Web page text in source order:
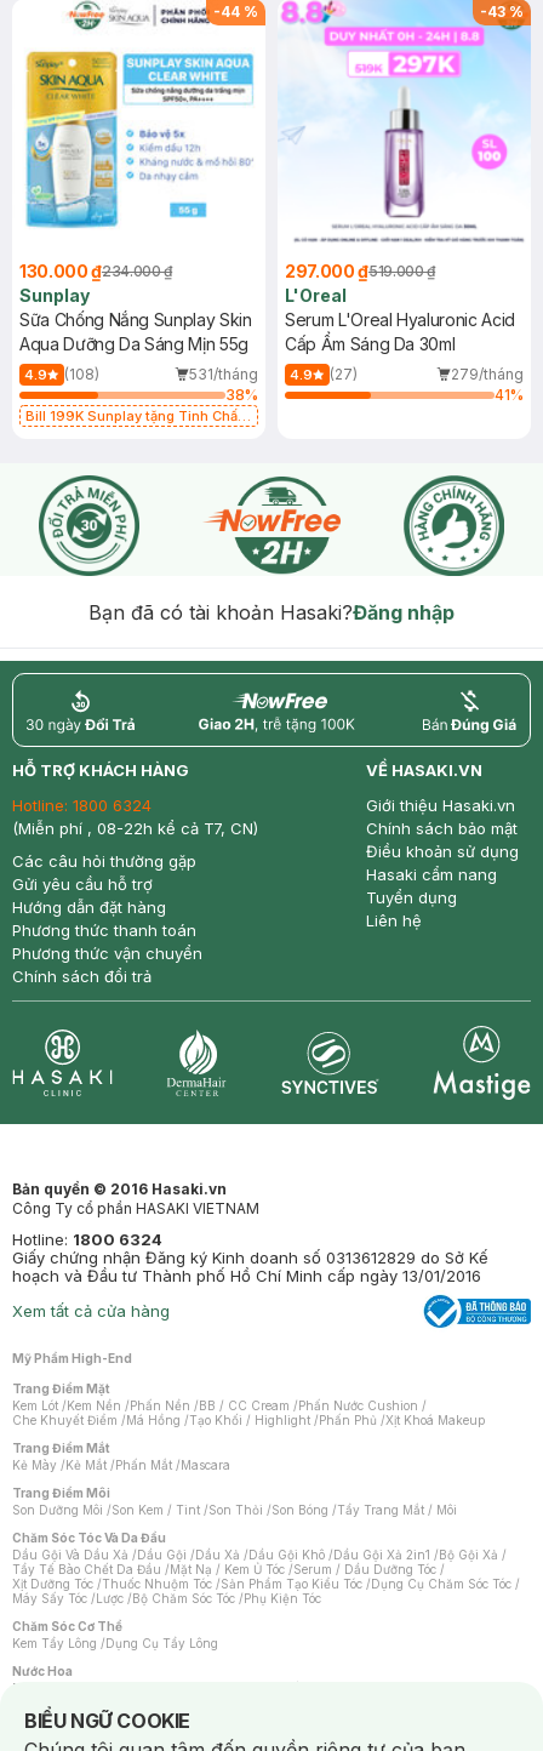
-44 %
130.000 ₫234.000 ₫
Sunplay
Sữa Chống Nắng Sunplay Skin
Aqua Dưỡng Da Sáng Mịn 55g
4.9 (108)
531/tháng
38%
Bill 199K Sunplay tặng Tinh Chất
-43%
297.000 ₫519.000 ₫
L'Oreal
Serum L'Oreal Hyaluronic Acid
Cấp Ẩm Sáng Da 30ml
4.9 (27)
279/tháng
41%
Bạn đã có tài khoản Hasaki?Đăng nhập
return nowfree price
HỖ TRỢ KHÁCH HÀNG
Hotline: 1800 6324
(Miễn phí , 08-22h kể cả T7, CN)
Các câu hỏi thường gặp
Gửi yêu cầu hỗ trợ
Hướng dẫn đặt hàng
Phương thức thanh toán
Phương thức vận chuyển
Chính sách đổi trả
VỀ HASAKI.VN
Giới thiệu Hasaki.vn
Chính sách bảo mật
Điều khoản sử dụng
Hasaki cẩm nang
Tuyển dụng
Liên hệ
Bản quyền © 2016 Hasaki.vn
Công Ty cổ phần HASAKI VIETNAM
Hotline: 1800 6324
Giấy chứng nhận Đăng ký Kinh doanh số 0313612829 do Sở Kế
hoạch và Đầu tư Thành phố Hồ Chí Minh cấp ngày 13/01/2016
Xem tất cả cửa hàng
Mỹ Phẩm High-End
Trang Điểm Mặt
Kem Lót /Kem Nền /Phấn Nền /BB / CC Cream /Phấn Nước Cushion /
Che Khuyết Điểm /Má Hồng /Tạo Khối / Highlight /Phấn Phủ /Xịt Khoá Makeup
Trang Điểm Mắt
Kẻ Mày /Kẻ Mắt /Phấn Mắt /Mascara
Trang Điểm Môi
Son Dưỡng Môi /Son Kem / Tint /Son Thỏi /Son Bóng /Tẩy Trang Mắt / Môi
Chăm Sóc Tóc Và Da Đầu
Dầu Gội Và Dầu Xả /Dầu Gội /Dầu Xả /Dầu Gội Khô /Dầu Gội Xả 2in1 /Bộ Gội Xả /
Tẩy Tế Bào Chết Da Đầu /Mặt Nạ / Kem Ủ Tóc /Serum / Dầu Dưỡng Tóc /
Xịt Dưỡng Tóc /Thuốc Nhuộm Tóc /Sản Phẩm Tạo Kiểu Tóc /Dụng Cụ Chăm Sóc Tóc /
Máy Sấy Tóc /Lược /Bộ Chăm Sóc Tóc /Phụ Kiện Tóc
Chăm Sóc Cơ Thể
Kem Tẩy Lông /Dụng Cụ Tẩy Lông
Nước Hoa
Nước Hoa Nữ
Chăm Sóc Cá Nhân
Chống Muỗi /Khẩu Trang /Máy Massage/Mặt Nạ Xông Hơi /Nước Rửa Tay/
BIỂU NGỮ COOKIE
Notice about cookies usage